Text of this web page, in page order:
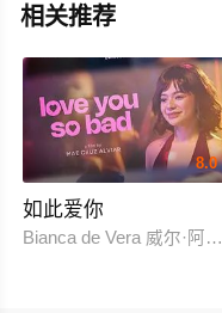
相关推荐
8.0
如此爱你
Bianca de Vera 威尔·阿